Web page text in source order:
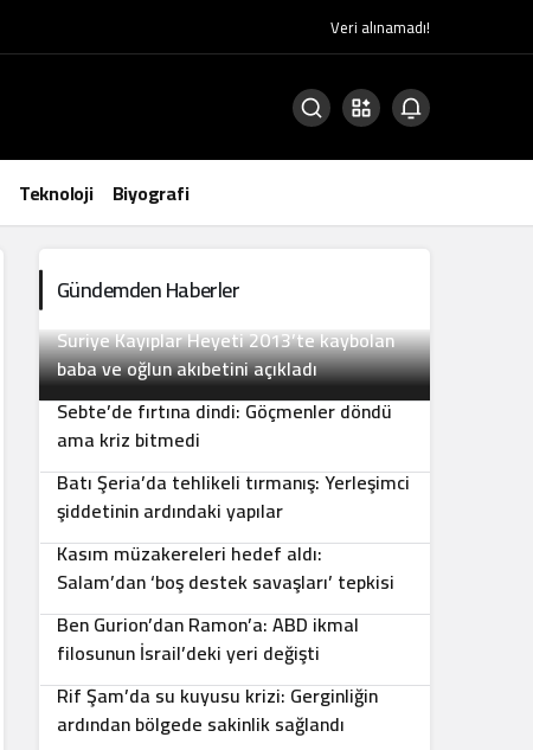
Veri alınamadı!
Teknoloji Biyografi
Gündemden Haberler
Suriye Kayıplar Heyeti 2013’te kaybolan
baba ve oğlun akıbetini açıkladı
2
Sebte’de fırtına dindi: Göçmenler döndü
ama kriz bitmedi
3
Batı Şeria’da tehlikeli tırmanış: Yerleşimci
şiddetinin ardındaki yapılar
4
Kasım müzakereleri hedef aldı:
Salam’dan ‘boş destek savaşları’ tepkisi
5
Ben Gurion’dan Ramon’a: ABD ikmal
filosunun İsrail’deki yeri değişti
6
Rif Şam’da su kuyusu krizi: Gerginliğin
ardından bölgede sakinlik sağlandı
7